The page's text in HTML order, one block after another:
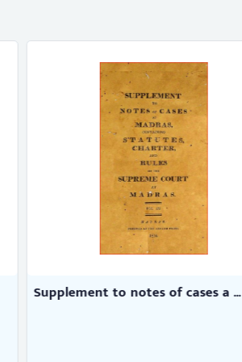
Court of Appeal Cases of Ceylo ...